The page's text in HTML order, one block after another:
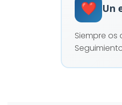
❤️ Un
Siempre